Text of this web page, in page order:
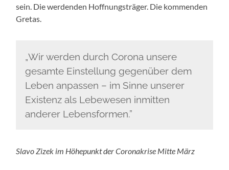
sein. Die werdenden Hoffnungsträger. Die kommenden
Gretas.
„Wir werden durch Corona unsere
gesamte Einstellung gegenüber dem
Leben anpassen – im Sinne unserer
Existenz als Lebewesen inmitten
anderer Lebensformen.”
Slavo Zizek im Höhepunkt der Coronakrise Mitte März